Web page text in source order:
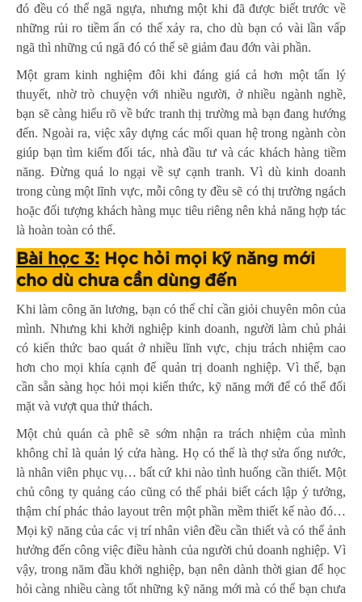
đó đều có thể ngã ngựa, nhưng một khi đã được biết trước về
những rủi ro tiềm ẩn có thể xảy ra, cho dù bạn có vài lần vấp
ngã thì những cú ngã đó có thể sẽ giảm đau đớn vài phần.
Một gram kinh nghiệm đôi khi đáng giá cả hơn một tấn lý
thuyết, nhờ trò chuyện với nhiều người, ở nhiều ngành nghề,
bạn sẽ càng hiểu rõ về bức tranh thị trường mà bạn đang hướng
đến. Ngoài ra, việc xây dựng các mối quan hệ trong ngành còn
giúp bạn tìm kiếm đối tác, nhà đầu tư và các khách hàng tiềm
năng. Đừng quá lo ngại về sự cạnh tranh. Vì dù kinh doanh
trong cùng một lĩnh vực, mỗi công ty đều sẽ có thị trường ngách
hoặc đối tượng khách hàng mục tiêu riêng nên khả năng hợp tác
là hoàn toàn có thể.
Bài học 3: Học hỏi mọi kỹ năng mới
cho dù chưa cần dùng đến
Khi làm công ăn lương, bạn có thể chỉ cần giỏi chuyên môn của
mình. Nhưng khi khởi nghiệp kinh doanh, người làm chủ phải
có kiến thức bao quát ở nhiều lĩnh vực, chịu trách nhiệm cao
hơn cho mọi khía cạnh để quản trị doanh nghiệp. Vì thế, bạn
cần sẵn sàng học hỏi mọi kiến thức, kỹ năng mới để có thể đối
mặt và vượt qua thử thách.
Một chủ quán cà phê sẽ sớm nhận ra trách nhiệm của mình
không chỉ là quản lý cửa hàng. Họ có thể là thợ sửa ống nước,
là nhân viên phục vụ… bất cứ khi nào tình huống cần thiết. Một
chủ công ty quảng cáo cũng có thể phải biết cách lập ý tưởng,
thậm chí phác thảo layout trên một phần mềm thiết kế nào đó…
Mọi kỹ năng của các vị trí nhân viên đều cần thiết và có thể ảnh
hưởng đến công việc điều hành của người chủ doanh nghiệp. Vì
vậy, trong năm đầu khởi nghiệp, bạn nên dành thời gian để học
hỏi càng nhiều càng tốt những kỹ năng mới mà có thể bạn chưa